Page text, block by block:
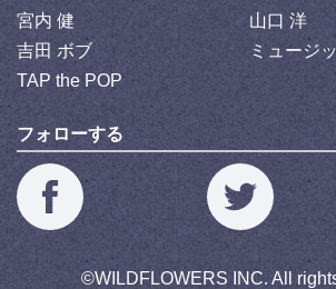
宮内 健
山口 洋
吉田 ボブ
ミュージ
TAP the POP
フォローする
©WILDFLOWERS INC. All